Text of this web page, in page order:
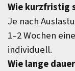
Wie kurzfristig
Je nach
1–2 Wochen
individuell.
Wie lange